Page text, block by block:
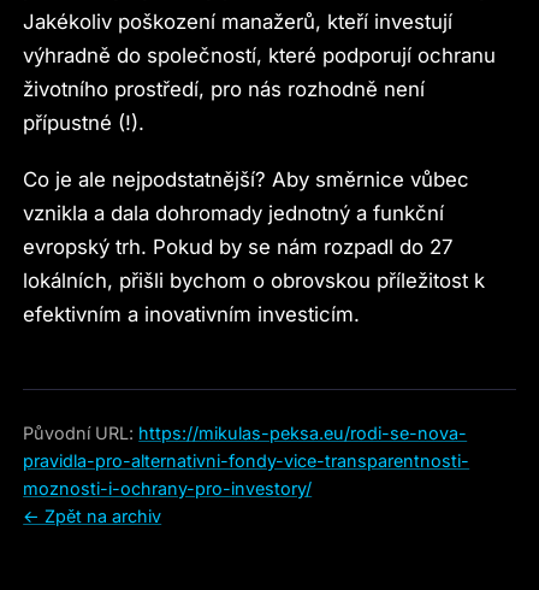
Jakékoliv poškození manažerů, kteří investují
výhradně do společností, které podporují ochranu
životního prostředí, pro nás rozhodně není
přípustné (!).
Co je ale nejpodstatnější? Aby směrnice vůbec
vznikla a dala dohromady jednotný a funkční
evropský trh. Pokud by se nám rozpadl do 27
lokálních, přišli bychom o obrovskou příležitost k
efektivním a inovativním investicím.
Původní URL: https://mikulas-peksa.eu/rodi-se-nova-
pravidla-pro-alternativni-fondy-vice-transparentnosti-
moznosti-i-ochrany-pro-investory/
← Zpět na archiv